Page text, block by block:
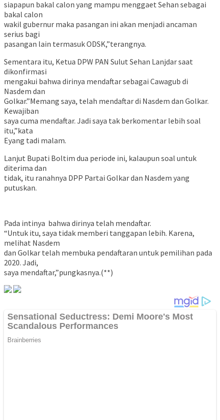
siapapun bakal calon yang mampu menggaet Sehan sebagai
bakal calon
wakil gubernur maka pasangan ini akan menjadi ancaman
serius bagi
pasangan lain termasuk ODSK,”terangnya.
Sementara itu, Ketua DPW PAN Sulut Sehan Lanjdar saat
dikonfirmasi
mengakui bahwa dirinya mendaftar sebagai Cawagub di
Nasdem dan
Golkar.”Memang saya, telah mendaftar di Nasdem dan Golkar.
Kewajiban
saya cuma mendaftar. Jadi saya tak berkomentar lebih soal
itu,”kata
Eyang tadi malam.
Lanjut Bupati Boltim dua periode ini, kalaupun soal untuk
diterima dan
tidak, itu ranahnya DPP Partai Golkar dan Nasdem yang
putuskan.
Pada intinya bahwa dirinya telah mendaftar.
“Untuk itu, saya tidak memberi tanggapan lebih. Karena,
melihat Nasdem
dan Golkar telah membuka pendaftaran untuk pemilihan pada
2020. Jadi,
saya mendaftar,”pungkasnya.(**)